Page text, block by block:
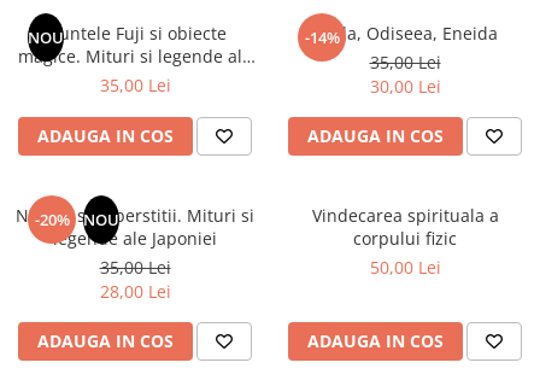
Audiobook
ReConnect
Crestinism
ScienceConnection
SelfConnect
SelfHealing
Vindecare Spirituala
Senzatii/Thriller
SF & Fantasy
Teatru
Teens Book Club
Instrumente si Truse Geometrie
Seturi scolare
Calculator
Consumabile & Accesorii
COLOREAZA CU PRIETENII
De colorat
Pot desena minunat
Carti educative
Copii 0-7 ani
Clubul Premiantilor
Super pitici 2-5 ani
Dezvoltare personala
Puzzle-uri
Puzzle
Puzzle 3D Lemn
NOUMuntele Fuji si obiecte
magice. Mituri si legende ale
Japoniei
35,00 Lei
ADAUGA IN COS
-14%
Iliada, Odiseea, Eneida
35,00 Lei
30,00 Lei
ADAUGA IN COS
-20% NOU
Natura si superstitii. Mituri si
legende ale Japoniei
35,00 Lei
28,00 Lei
ADAUGA IN COS
Vindecarea spirituala a
corpului fizic
50,00 Lei
ADAUGA IN COS